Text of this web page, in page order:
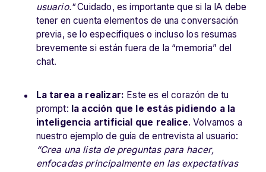
usuario."Cuidado, es importante que si la IA debe
tener en cuenta elementos de una conversación
previa, se lo especifiques o incluso los resumas
brevemente si están fuera de la “memoria” del
chat.
La tarea a realizar: Este es el corazón de tu
prompt: la acción que le estás pidiendo a la
inteligencia artificial que realice. Volvamos a
nuestro ejemplo de guía de entrevista al usuario:
“Crea una lista de preguntas para hacer,
enfocadas principalmente en las expectativas